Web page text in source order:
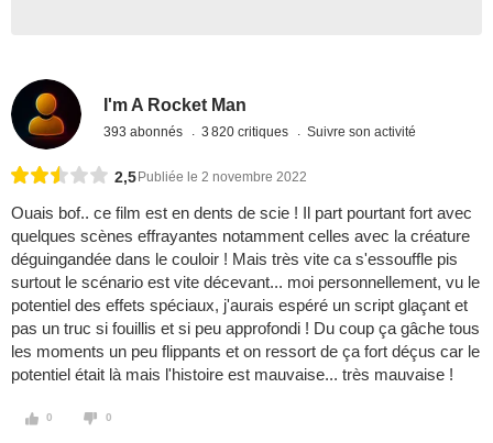
I'm A Rocket Man
393 abonnés 3 820 critiques Suivre son activité
2,5 Publiée le 2 novembre 2022
Ouais bof.. ce film est en dents de scie ! Il part pourtant fort avec
quelques scènes effrayantes notamment celles avec la créature
déguingandée dans le couloir ! Mais très vite ca s'essouffle pis
surtout le scénario est vite décevant... moi personnellement, vu le
potentiel des effets spéciaux, j'aurais espéré un script glaçant et
pas un truc si fouillis et si peu approfondi ! Du coup ça gâche tous
les moments un peu flippants et on ressort de ça fort déçus car le
potentiel était là mais l'histoire est mauvaise... très mauvaise !
0 0